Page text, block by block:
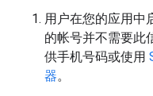
用户在您的应用中
的帐号并不需要此
供手机号码或使用
器。